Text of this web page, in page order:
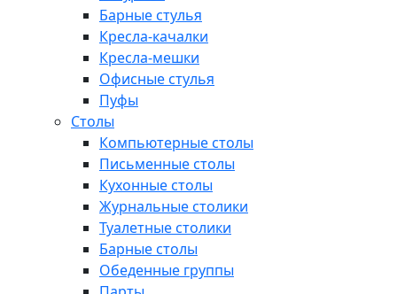
Барные стулья
Кресла-качалки
Кресла-мешки
Офисные стулья
Пуфы
Столы
Компьютерные столы
Письменные столы
Кухонные столы
Журнальные столики
Туалетные столики
Барные столы
Обеденные группы